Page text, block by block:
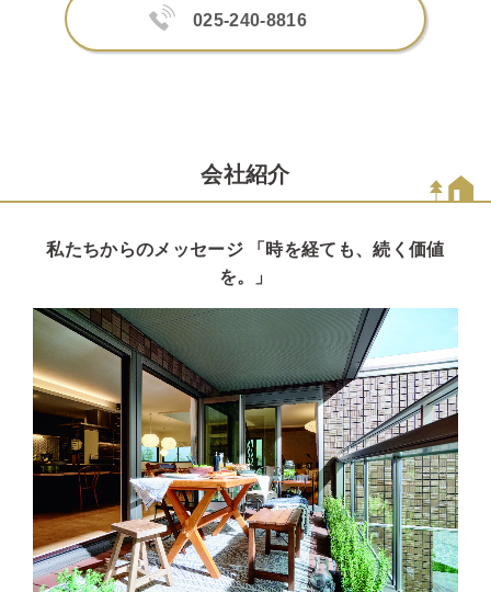
025-240-8816
会社紹介
私たちからのメッセージ 「時を経ても、続く価値
を。」